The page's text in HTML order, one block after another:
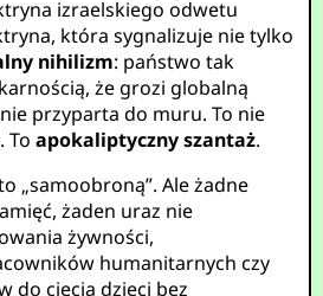
izraelskiego odwetu
która sygnalizuje nie tylko
nihilizm: państwo tak
że grozi globalną
przyparta do muru. To nie
Toapokaliptyczny szantaż.
„samoobroną”. Ale żadne
żaden uraz nie
żywności,
humanitarnych czy
do cięcia dzieci bez